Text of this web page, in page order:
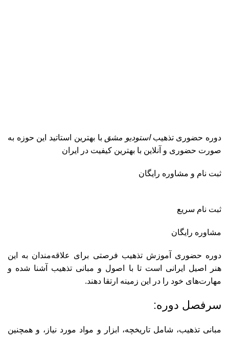
دوره حضوری تذهیباستودیو مشق با بهترین استاتید این حوزه به
صورت حضوری و آنلاین با بهترین کیفیت در ایران
ثبت نام و مشاوره رایگان
ثبت نام سریع
مشاوره رایگان
دوره حضوری آموزش تذهیب فرصتی برای علاقه‌مندان به این
هنر اصیل ایرانی است تا با اصول و مبانی تذهیب آشنا شده و
مهارت‌های خود را در این زمینه ارتقا دهند.
سرفصل دوره:
مبانی تذهیب، شامل تاریخچه، ابزار و مواد مورد نیاز، و همچنین